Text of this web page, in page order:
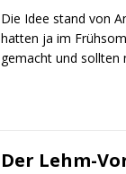
Die Idee stand von
hatten ja im
gemacht und sollten
Der Lehm-